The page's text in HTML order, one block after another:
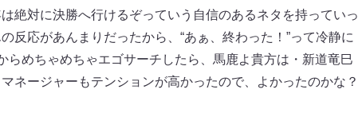
絶対に決勝へ行けるぞっていう自信のあるネタを持っていっ
反応があんまりだったから、“あぁ、終わった！”って冷静に
めちゃめちゃエゴサーチしたら、馬鹿よ貴方は・新道竜巳
ネージャーもテンションが高かったので、よかったのかな？